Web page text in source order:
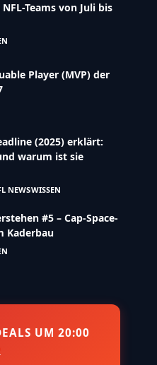
Teams von Juli bis
Player (MVP) der
(2025) erklärt:
warum ist sie
NEWSWISSEN
#5 – Cap-Space-
Kaderbau
UM 20:00